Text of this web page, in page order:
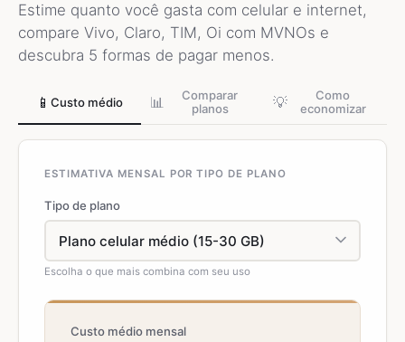
Estime quanto você gasta com celular e internet,
compare Vivo, Claro, TIM, Oi com MVNOs e
descubra 5 formas de pagar menos.
📱 Custo médio 📊
Comparar
planos
💡
Como
economizar
ESTIMATIVA MENSAL POR TIPO DE PLANO
Tipo de plano
Escolha o que mais combina com seu uso
Custo médio mensal